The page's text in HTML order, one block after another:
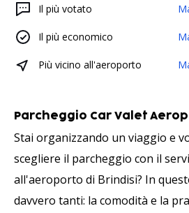
Il più votato
Il più economico
Più vicino all'aeroporto
Parcheggio Car Valet
Stai organizzando un viaggio e
scegliere il parcheggio con il
all'aeroporto di Brindisi? In
davvero tanti: la comodità e la